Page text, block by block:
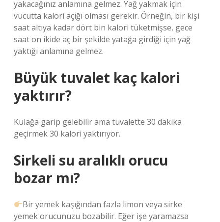
yakacağınız anlamına gelmez. Yağ yakmak için
vücutta kalori açığı olması gerekir. Örneğin, bir kişi
saat altıya kadar dört bin kalori tüketmişse, gece
saat on ikide aç bir şekilde yatağa girdiği için yağ
yaktığı anlamına gelmez.
Büyük tuvalet kaç kalori
yaktırır?
Kulağa garip gelebilir ama tuvalette 30 dakika
geçirmek 30 kalori yaktırıyor.
Sirkeli su aralıklı orucu
bozar mı?
Bir yemek kaşığından fazla limon veya sirke
yemek orucunuzu bozabilir. Eğer işe yaramazsa